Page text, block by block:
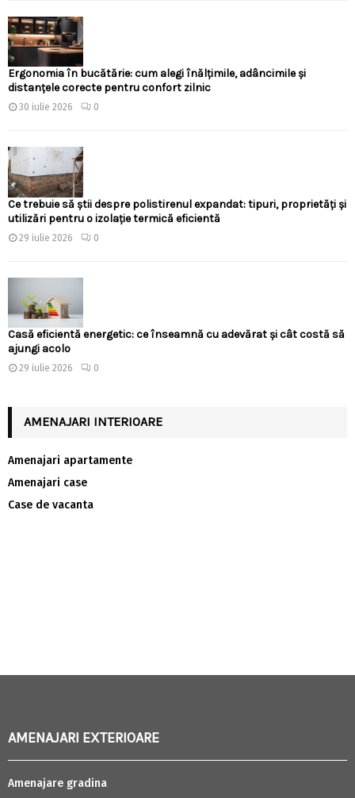
Ergonomia în bucătărie: cum alegi înălțimile, adâncimile și
distanțele corecte pentru confort zilnic
30 iulie 2026 0
Ce trebuie să știi despre polistirenul expandat: tipuri, proprietăți și
utilizări pentru o izolație termică eficientă
29 iulie 2026 0
Casă eficientă energetic: ce înseamnă cu adevărat și cât costă să
ajungi acolo
29 iulie 2026 0
AMENAJARI INTERIOARE
Amenajari apartamente
Amenajari case
Case de vacanta
AMENAJARI EXTERIOARE
Amenajare gradina